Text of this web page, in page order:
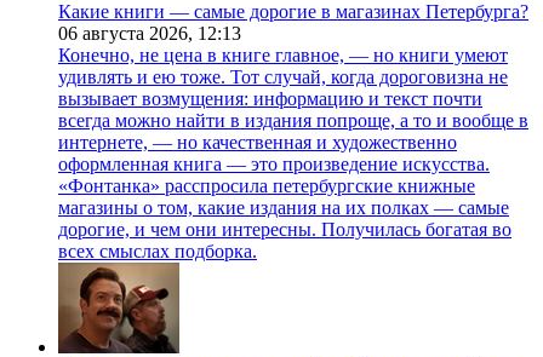
Какие книги — самые дорогие в магазинах Петербурга?
06 августа 2026, 12:13
Конечно, не цена в книге главное, — но книги умеют
удивлять и ею тоже. Тот случай, когда дороговизна не
вызывает возмущения: информацию и текст почти
всегда можно найти в издания попроще, а то и вообще в
интернете, — но качественная и художественно
оформленная книга — это произведение искусства.
«Фонтанка» расспросила петербургские книжные
магазины о том, какие издания на их полках — самые
дорогие, и чем они интересны. Получилась богатая во
всех смыслах подборка.